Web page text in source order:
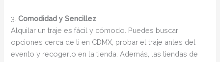
3.Comodidad y Sencillez
Alquilar un traje es fácil y cómodo. Puedes buscar
opciones cerca de ti en CDMX, probar el traje antes del
evento y recogerlo en la tienda. Además, las tiendas de